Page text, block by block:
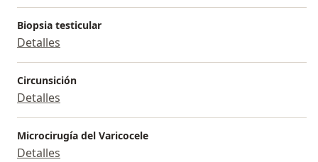
Biopsia testicular
Detalles
Circunsición
Detalles
Microcirugía del Varicocele
Detalles